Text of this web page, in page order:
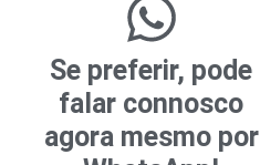
Se preferir, pode
falar connosco
agora mesmo por